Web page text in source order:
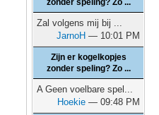
zonder speling? Zo ...
Zal volgens mij bij ...
JarnoH — 10:01 PM
Zijn er kogelkopjes
zonder speling? Zo ...
A Geen voelbare spel...
Hoekie — 09:48 PM